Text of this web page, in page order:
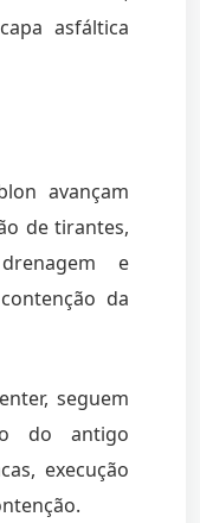
asfáltica
avançam
de tirantes,
e
da
seguem
do antigo
execução